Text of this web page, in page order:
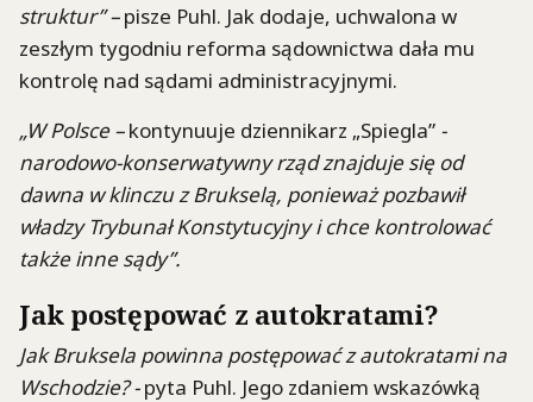
struktur” –pisze Puhl. Jak dodaje, uchwalona w
zeszłym tygodniu reforma sądownictwa dała mu
kontrolę nad sądami administracyjnymi.
„W Polsce –kontynuuje dziennikarz „Spiegla” -
narodowo-konserwatywny rząd znajduje się od
dawna w klinczu z Brukselą, ponieważ pozbawił
władzy Trybunał Konstytucyjny i chce kontrolować
także inne sądy”.
Jak postępować z autokratami?
Jak Bruksela powinna postępować z autokratami na
Wschodzie? -pyta Puhl. Jego zdaniem wskazówką